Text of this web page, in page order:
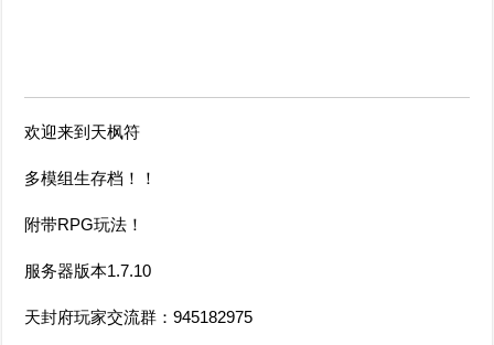
欢迎来到天枫符
多模组生存档！！
附带RPG玩法！
服务器版本1.7.10
天封府玩家交流群：945182975